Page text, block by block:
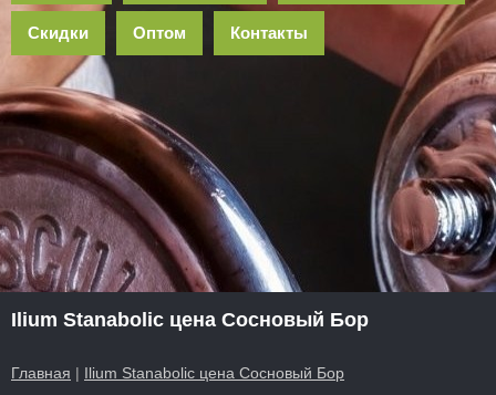
Скидки Оптом Контакты
Ilium Stanabolic цена Сосновый Бор
Главная | Ilium Stanabolic цена Сосновый Бор